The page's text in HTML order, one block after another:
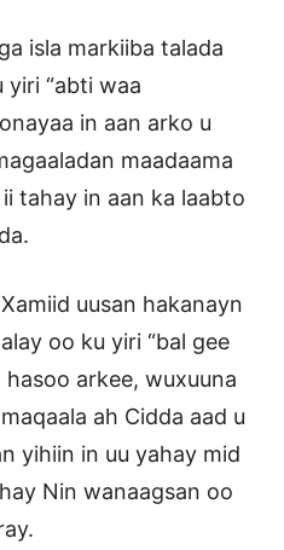
isla markiiba talada
yiri “abti waa
in aan arko u
maadaama
tahay in aan ka laabto
uusan hakanayn
oo ku yiri “bal gee
arkee, wuxuuna
ah Cidda aad u
yihiin in uu yahay mid
Nin wanaagsan oo